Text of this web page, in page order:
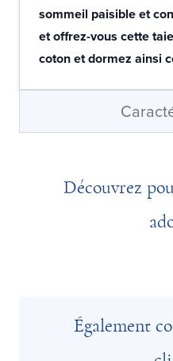
sommeil paisible et
et offrez-vous cette
coton et dormez ainsi
Découvrez
Également